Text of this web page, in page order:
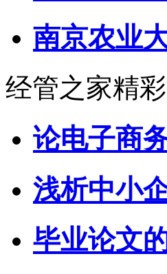
南京农业
经管之家精
论电子商
浅析中小
毕业论文